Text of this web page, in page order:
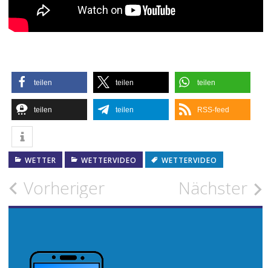
teilen teilen teilen
teilen teilen RSS-feed
WETTER WETTERVIDEO WETTERVIDEO
Beitragsnavigation
Vorheriger Nächster